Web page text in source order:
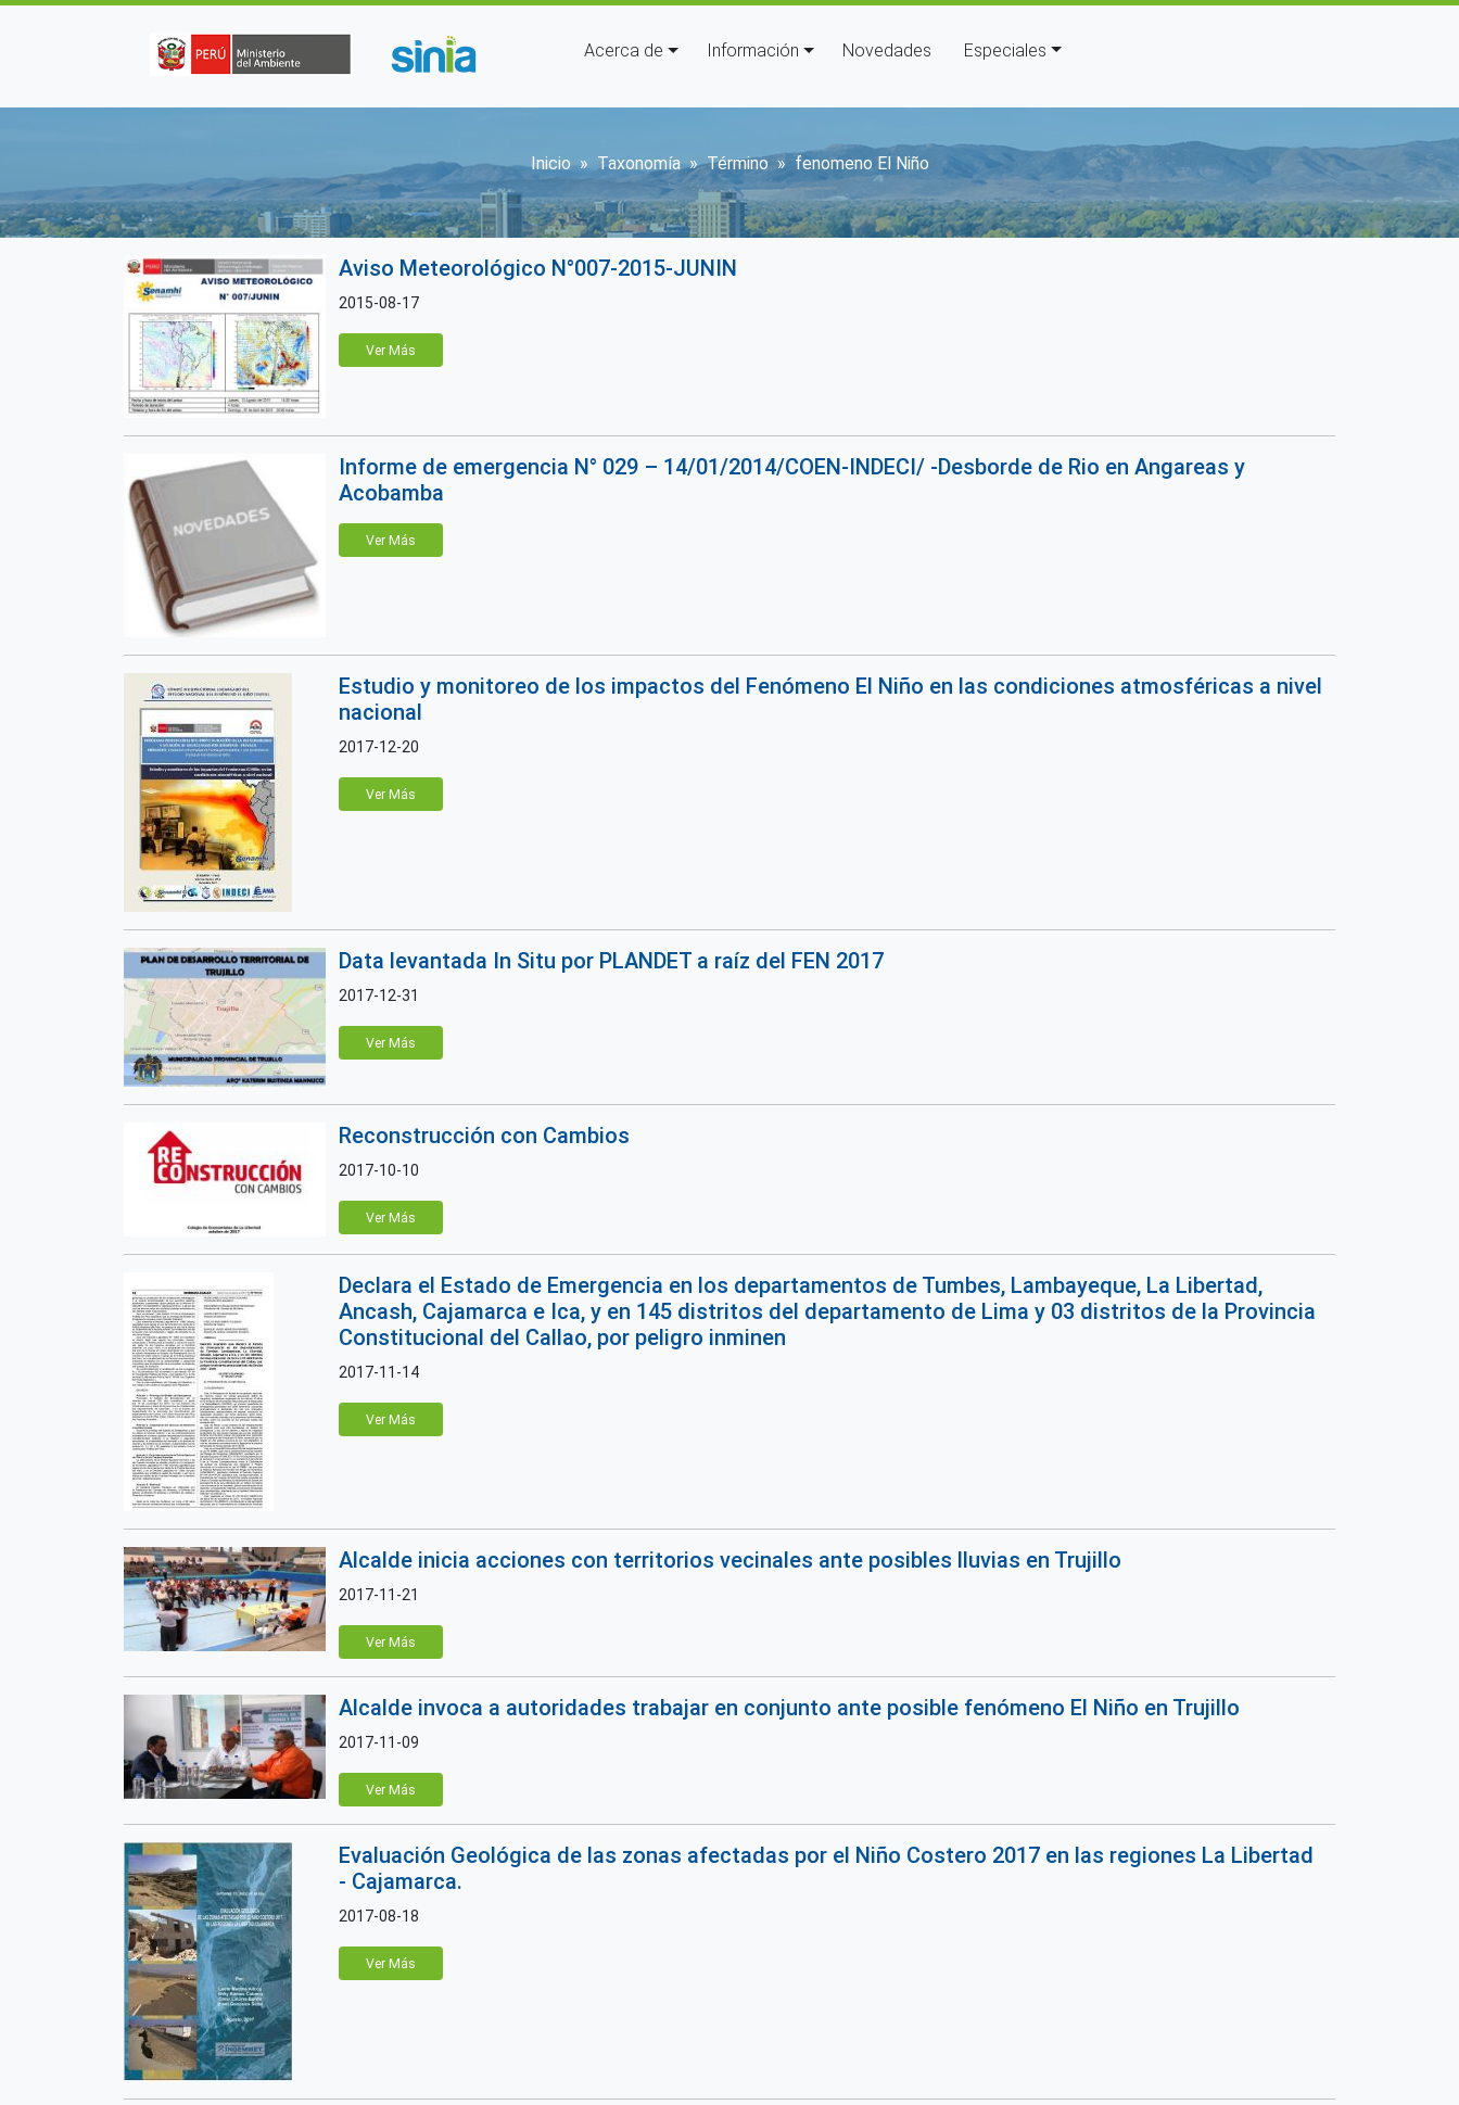
Navegación principal
Acerca de Información Novedades Especiales
Sobrescribir enlaces de ayuda a la navegación
Inicio Taxonomía Término fenomeno El Niño
Aviso Meteorológico N°007-2015-JUNIN
2015-08-17
Ver Más
Informe de emergencia N° 029 – 14/01/2014/COEN-INDECI/ -Desborde de Rio en Angareas y
Acobamba
Ver Más
Estudio y monitoreo de los impactos del Fenómeno El Niño en las condiciones atmosféricas a nivel
nacional
2017-12-20
Ver Más
Data levantada In Situ por PLANDET a raíz del FEN 2017
2017-12-31
Ver Más
Reconstrucción con Cambios
2017-10-10
Ver Más
Declara el Estado de Emergencia en los departamentos de Tumbes, Lambayeque, La Libertad,
Ancash, Cajamarca e Ica, y en 145 distritos del departamento de Lima y 03 distritos de la Provincia
Constitucional del Callao, por peligro inminen
2017-11-14
Ver Más
Alcalde inicia acciones con territorios vecinales ante posibles lluvias en Trujillo
2017-11-21
Ver Más
Alcalde invoca a autoridades trabajar en conjunto ante posible fenómeno El Niño en Trujillo
2017-11-09
Ver Más
Evaluación Geológica de las zonas afectadas por el Niño Costero 2017 en las regiones La Libertad
- Cajamarca.
2017-08-18
Ver Más